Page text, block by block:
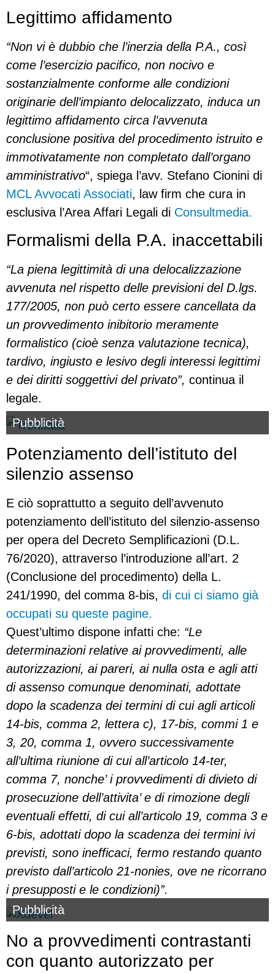
Legittimo affidamento
“Non vi è dubbio che l’inerzia della P.A., così
come l’esercizio pacifico, non nocivo e
sostanzialmente conforme alle condizioni
originarie dell’impianto delocalizzato, induca un
legittimo affidamento circa l’avvenuta
conclusione positiva del procedimento istruito e
immotivatamente non completato dall’organo
amministrativo“, spiega l’avv. Stefano Cionini di
MCL Avvocati Associati, law firm che cura in
esclusiva l’Area Affari Legali di Consultmedia.
Formalismi della P.A. inaccettabili
“La piena legittimità di una delocalizzazione
avvenuta nel rispetto delle previsioni del D.lgs.
177/2005, non può certo essere cancellata da
un provvedimento inibitorio meramente
formalistico (cioè senza valutazione tecnica),
tardivo, ingiusto e lesivo degli interessi legittimi
e dei diritti soggettivi del privato”, continua il
legale.
Pubblicità
Potenziamento dell’istituto del
silenzio assenso
E ciò soprattutto a seguito dell’avvenuto
potenziamento dell’istituto del silenzio-assenso
per opera del Decreto Semplificazioni (D.L.
76/2020), attraverso l’introduzione all’art. 2
(Conclusione del procedimento) della L.
241/1990, del comma 8-bis, di cui ci siamo già
occupati su queste pagine.
Quest’ultimo dispone infatti che: “Le
determinazioni relative ai provvedimenti, alle
autorizzazioni, ai pareri, ai nulla osta e agli atti
di assenso comunque denominati, adottate
dopo la scadenza dei termini di cui agli articoli
14-bis, comma 2, lettera c), 17-bis, commi 1 e
3, 20, comma 1, ovvero successivamente
all’ultima riunione di cui all’articolo 14-ter,
comma 7, nonche’ i provvedimenti di divieto di
prosecuzione dell’attivita’ e di rimozione degli
eventuali effetti, di cui all’articolo 19, comma 3 e
6-bis, adottati dopo la scadenza dei termini ivi
previsti, sono inefficaci, fermo restando quanto
previsto dall’articolo 21-nonies, ove ne ricorrano
i presupposti e le condizioni)”.
Pubblicità
No a provvedimenti contrastanti
con quanto autorizzato per